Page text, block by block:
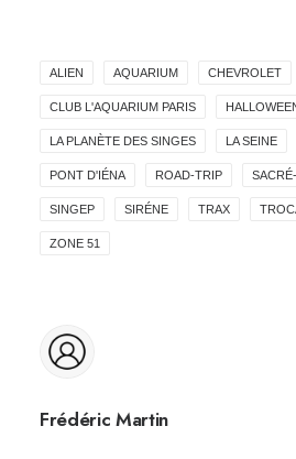
ALIEN AQUARIUM CHEVROLET
CLUB L'AQUARIUM PARIS
LA PLANÈTE DES SINGES LA SEINE
PONT D'IÉNA ROAD-TRIP
SINGEP SIRÉNE TRAX
ZONE 51
Frédéric Martin